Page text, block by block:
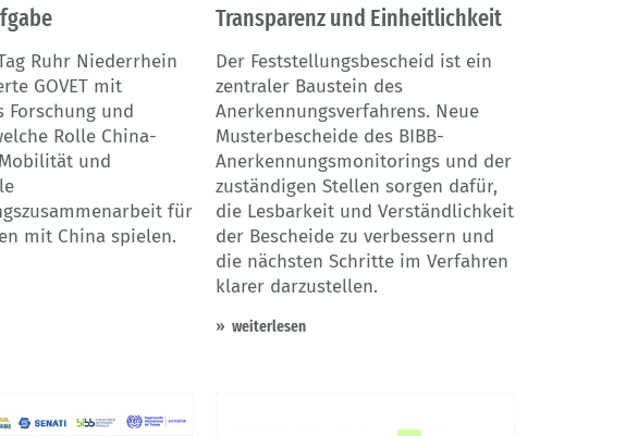
Ruhr Niederrhein
GOVET mit
Forschung und
Rolle China-
und
für
mit China spielen.
Transparenz und Einheitlichkeit
Der Feststellungsbescheid ist ein
zentraler Baustein des
Anerkennungsverfahrens. Neue
Musterbescheide des BIBB-
Anerkennungsmonitorings und der
zuständigen Stellen sorgen dafür,
die Lesbarkeit und Verständlichkeit
der Bescheide zu verbessern und
die nächsten Schritte im Verfahren
klarer darzustellen.
weiterlesen